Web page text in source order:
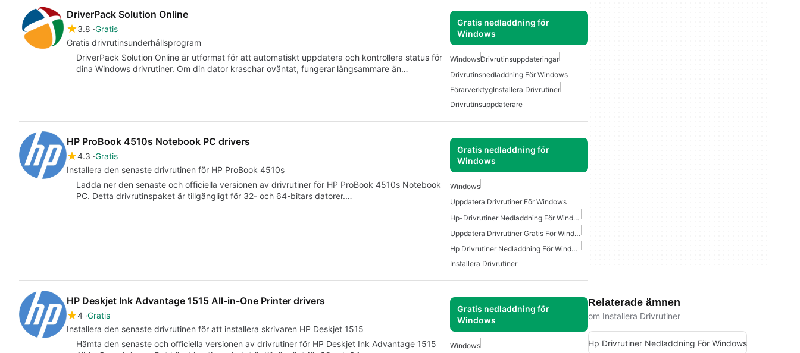
DriverPack Solution Online
3.8 Gratis
Gratis drivrutinsunderhållsprogram
Gratis nedladdning för
Windows
DriverPack Solution Online är utformat för att automatiskt uppdatera och kontrollera status för
dina Windows drivrutiner. Om din dator kraschar oväntat, fungerar långsammare än…
WindowsDrivrutinsuppdateringar
Drivrutinsnedladdning För Windows
FörarverktygInstallera Drivrutiner
Drivrutinsuppdaterare
HP ProBook 4510s Notebook PC drivers
4.3 Gratis
Installera den senaste drivrutinen för HP ProBook 4510s
Gratis nedladdning för
Windows
Ladda ner den senaste och officiella versionen av drivrutiner för HP ProBook 4510s Notebook
PC. Detta drivrutinspaket är tillgängligt för 32- och 64-bitars datorer.…
Windows
Uppdatera Drivrutiner För Windows
Hp-Drivrutiner Nedladdning För Windows 7
Uppdatera Drivrutiner Gratis För Windows
Hp Drivrutiner Nedladdning För Windows
Installera Drivrutiner
HP Deskjet Ink Advantage 1515 All-in-One Printer drivers
4 Gratis
Installera den senaste drivrutinen för att installera skrivaren HP Deskjet 1515
Gratis nedladdning för
Windows
Hämta den senaste och officiella versionen av drivrutiner för HP Deskjet Ink Advantage 1515
Windows
Relaterade ämnen
om Installera Drivrutiner
Hp Drivrutiner Nedladdning För Windows